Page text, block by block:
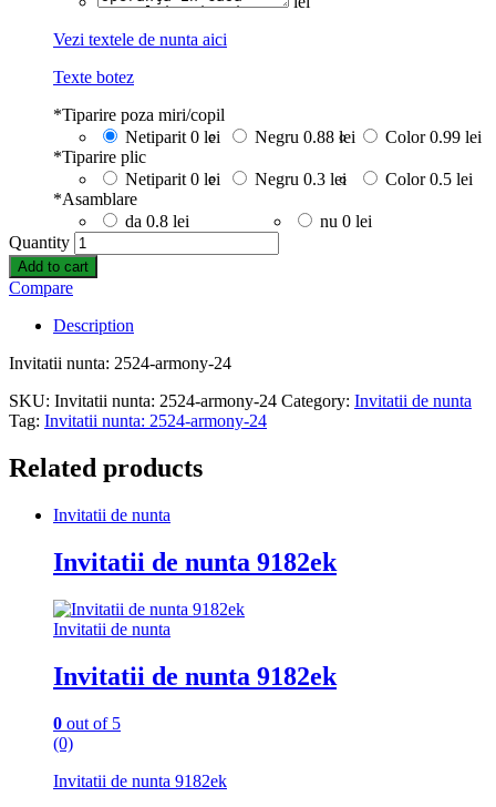
Vezi textele de nunta aici
Texte botez
*Tiparire poza miri/copil
Netiparit 0 lei Negru 0.88 lei Color 0.99 lei
*Tiparire plic
Netiparit 0 lei Negru 0.3 lei Color 0.5 lei
*Asamblare
da 0.8 lei nu 0 lei
Quantity
Add to cart
Compare
Description
Invitatii nunta: 2524-armony-24
SKU: Invitatii nunta: 2524-armony-24 Category: Invitatii de nunta
Tag: Invitatii nunta: 2524-armony-24
Related products
Invitatii de nunta
Invitatii de nunta 9182ek
Invitatii de nunta
Invitatii de nunta 9182ek
0 out of 5
(0)
Invitatii de nunta 9182ek